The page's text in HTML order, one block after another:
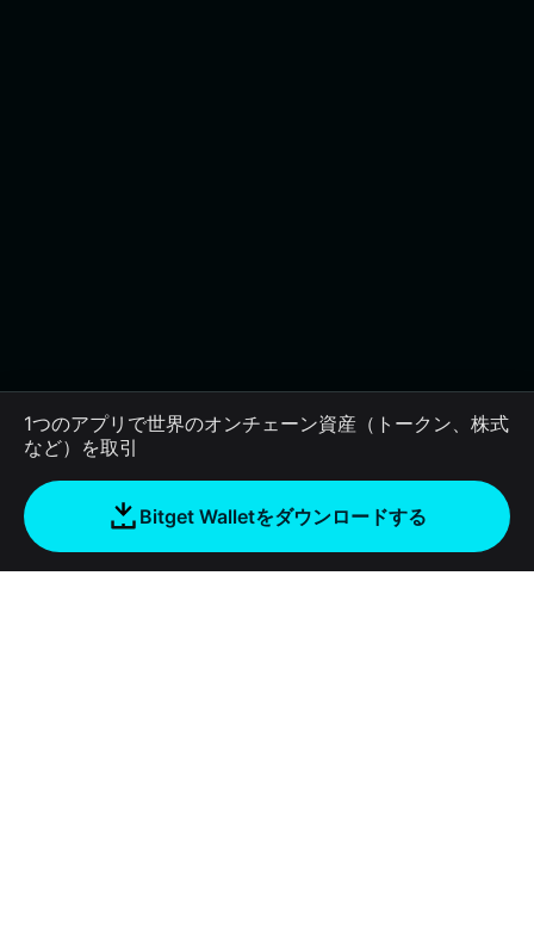
1つのアプリで世界のオンチェーン資産（トークン、株式
など）を取引
Bitget Walletをダウンロードする